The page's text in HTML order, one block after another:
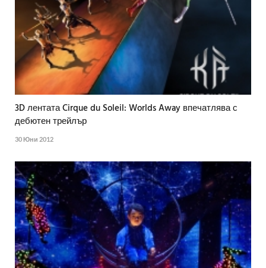
3D лентата Cirque du Soleil: Worlds Away впечатлява с
дебютен трейлър
30 Юни 2012